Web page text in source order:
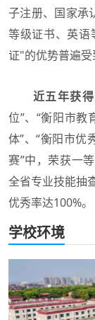
子注册、国家承
等级证书、英
证"的优势普遍受
近五年获得
位”、“衡阳市教
体”、“衡阳市优
赛”中，荣获一
全省专业技能抽
优秀率达100%。
学校环境